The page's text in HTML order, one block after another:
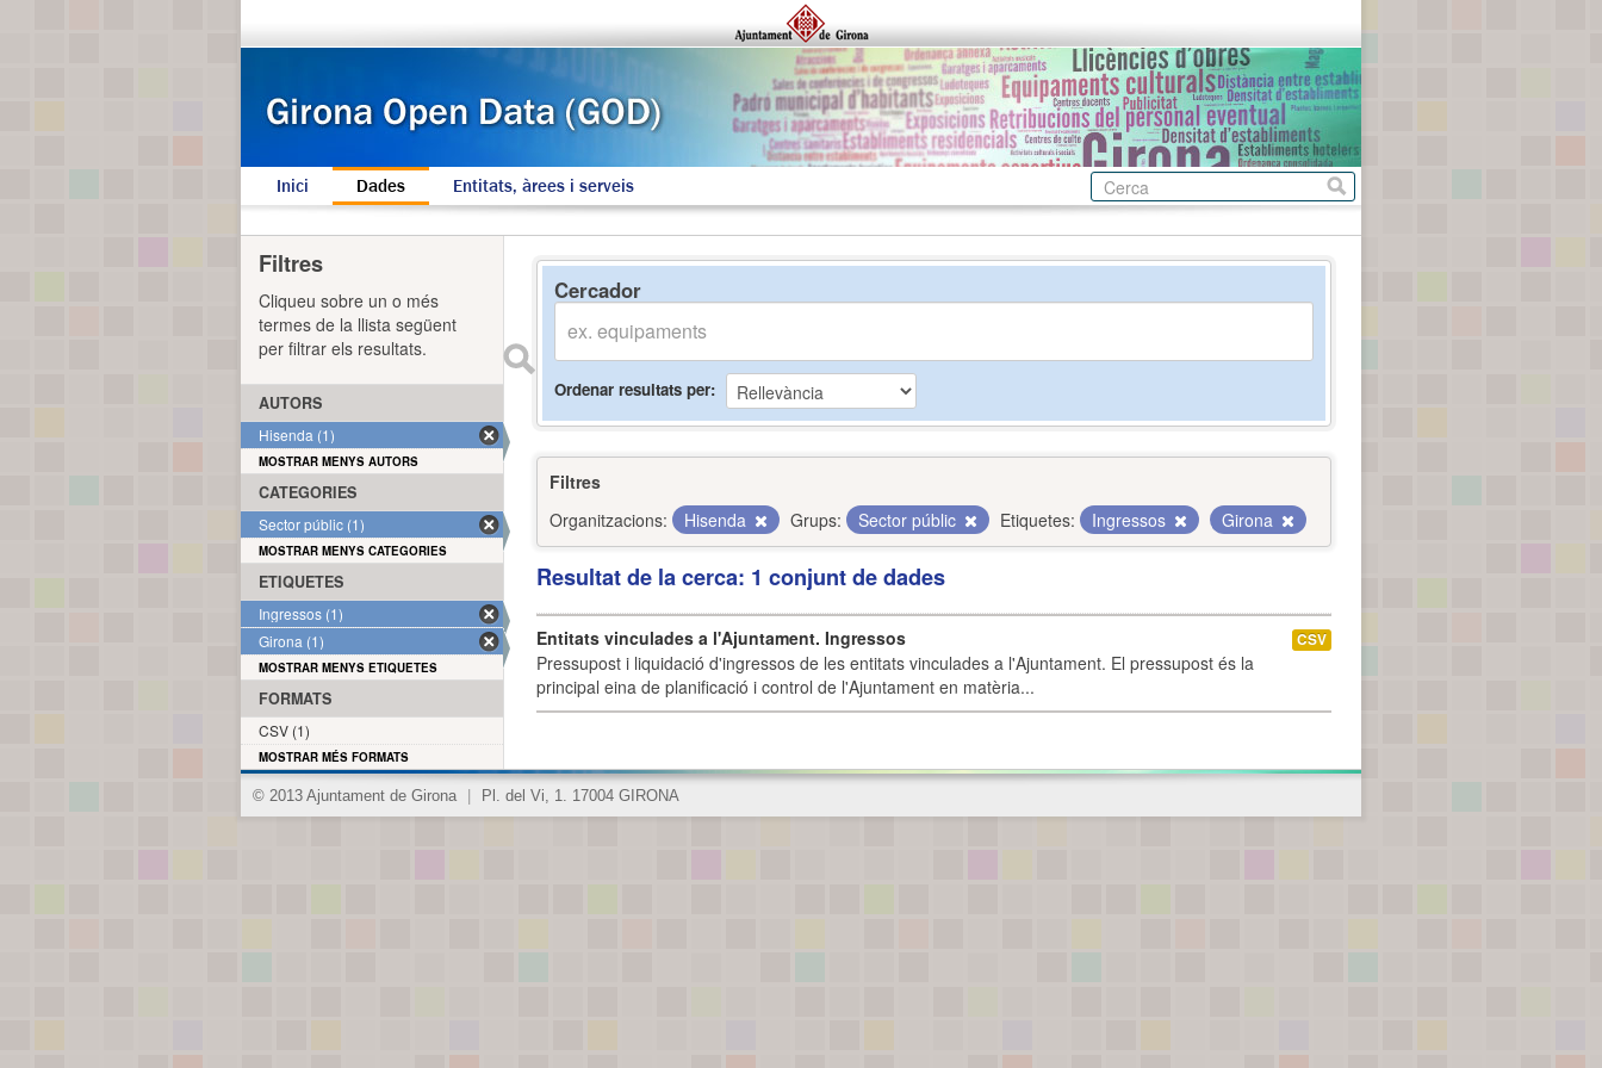
Inici Dades Entitats, àrees i serveis
Cercador
Ordenar resultats per
Filtres
Organitzacions:
Hisenda Grups: Sector públic Etiquetes: Ingressos Girona
Resultat de la cerca: 1 conjunt de dades
Entitats vinculades a l'Ajuntament. Ingressos
Pressupost i liquidació d'ingressos de les entitats vinculades a l'Ajuntament. El pressupost és la
principal eina de planificació i control de l'Ajuntament en matèria...
CSV
Filtres
Cliqueu sobre un o més
termes de la llista següent
per filtrar els resultats.
AUTORS
Hisenda (1)
MOSTRAR MENYS AUTORS
CATEGORIES
Sector públic (1)
MOSTRAR MENYS CATEGORIES
ETIQUETES
Ingressos (1)
Girona (1)
MOSTRAR MENYS ETIQUETES
FORMATS
CSV (1)
MOSTRAR MÉS FORMATS
© 2013 Ajuntament de Girona Pl. del Vi, 1. 17004 GIRONA